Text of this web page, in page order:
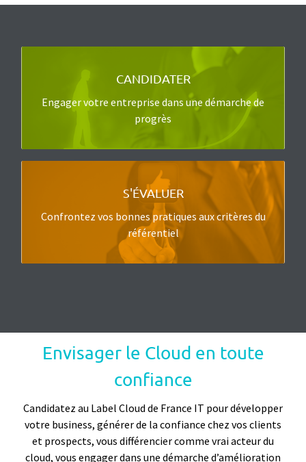
CANDIDATER
Engager votre entreprise dans une démarche de
progrès
PLUS DISPONIBLE POUR L'INSTANT
La labelisation Label Cloud est actuellement
stoppée.
S'ÉVALUER
Confrontez vos bonnes pratiques aux critères du
référentiel
PLUS DISPONIBLE POUR L'INSTANT
L’auto évaluation Label Cloud est actuellement
stoppée.
Envisager le Cloud en toute
confiance
Candidatez au Label Cloud de France IT pour développer
votre business, générer de la confiance chez vos clients
et prospects, vous différencier comme vrai acteur du
cloud, vous engager dans une démarche d’amélioration